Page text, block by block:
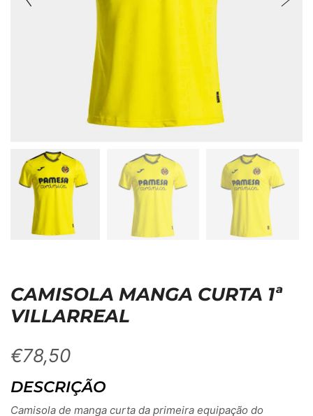
CAMISOLA MANGA CURTA 1ª
VILLARREAL
€78,50
DESCRIÇÃO
Camisola de manga curta da primeira equipação do